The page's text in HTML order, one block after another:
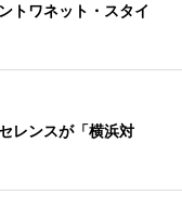
トワネット・スタイ
レンスが「横浜対